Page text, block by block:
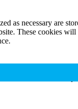
as necessary are
These cookies